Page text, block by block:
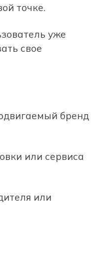
точке.
уже
свое
бренд
или сервиса
или